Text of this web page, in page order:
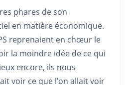
phares de son
en matière économique.
reprenaient en chœur le
la moindre idée de ce qui
encore, ils nous
voir ce que l’on allait voir